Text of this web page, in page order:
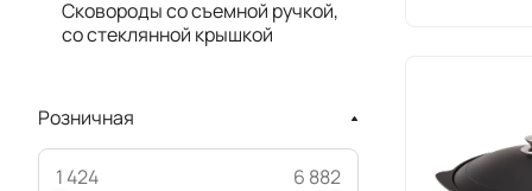
Сковороды со съемной ручкой,
со стеклянной крышкой
Розничная